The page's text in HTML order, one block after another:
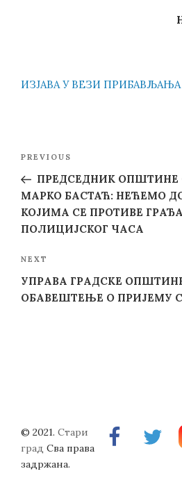
ИЗЈАВА У ВЕЗИ
Previous
Post
PREVIOUS
ПРЕДСЕДНИК ОПШТИНЕ
МАРКО БАСТАЋ: НЕЋЕМО
КОЈИМА СЕ ПРОТИВЕ
ПОЛИЦИЈСКОГ ЧАСА
Next
Post
NEXT
УПРАВА ГРАДСКЕ
ОБАВЕШТЕЊЕ О ПРИЈЕМУ
Facebook
© 2021. Стари
град Сва права
задржана.